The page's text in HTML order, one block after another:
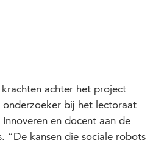
achter het project
onderzoeker bij het lectoraat
en docent aan de
“De kansen die sociale robots